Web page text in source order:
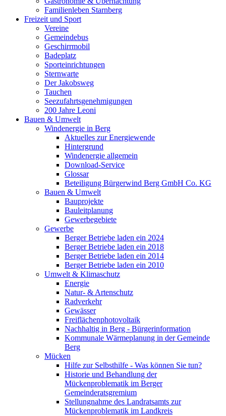
Familienleben Starnberg
Freizeit und Sport
Vereine
Gemeindebus
Geschirrmobil
Badeplatz
Sporteinrichtungen
Sternwarte
Der Jakobsweg
Tauchen
Seezufahrtsgenehmigungen
200 Jahre Leoni
Bauen & Umwelt
Windenergie in Berg
Aktuelles zur Energiewende
Hintergrund
Windenergie allgemein
Download-Service
Glossar
Beteiligung Bürgerwind Berg GmbH Co. KG
Bauen & Umwelt
Bauprojekte
Bauleitplanung
Gewerbegebiete
Gewerbe
Berger Betriebe laden ein 2024
Berger Betriebe laden ein 2018
Berger Betriebe laden ein 2014
Berger Betriebe laden ein 2010
Umwelt & Klimaschutz
Energie
Natur- & Artenschutz
Radverkehr
Gewässer
Freiflächenphotovoltaik
Nachhaltig in Berg - Bürgerinformation
Kommunale Wärmeplanung in der Gemeinde
Berg
Mücken
Hilfe zur Selbsthilfe - Was können Sie tun?
Historie und Behandlung der
Mückenproblematik im Berger
Gemeinderatsgremium
Stellungnahme des Landratsamts zur
Mückenproblematik im Landkreis